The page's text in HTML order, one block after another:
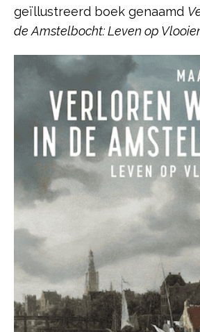
geïllustreerd boek genaamd
de Amstelbocht: Leven op